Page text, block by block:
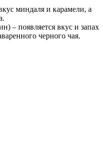
миндаля и карамели, а
– появляется вкус и запах
черного чая.